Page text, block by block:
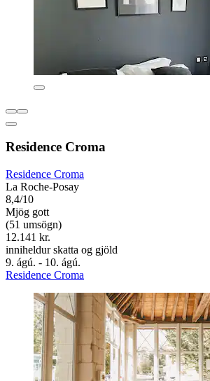
Residence Croma
Residence Croma
La Roche-Posay
8,4/10
Mjög gott
(51 umsögn)
12.141 kr.
inniheldur skatta og gjöld
9. ágú. - 10. ágú.
Residence Croma